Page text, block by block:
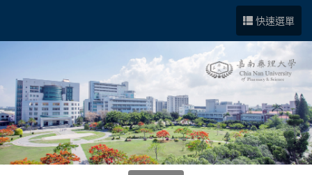
快速選單